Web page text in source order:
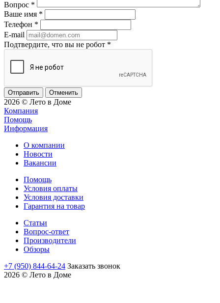
Вопрос *
Ваше имя *
Телефон *
E-mail
Подтвердите, что вы не робот *
Отменить
2026 © Лето в Доме
Компания
Помощь
Информация
О компании
Новости
Вакансии
Помощь
Условия оплаты
Условия доставки
Гарантия на товар
Статьи
Вопрос-ответ
Производители
Обзоры
+7 (950) 844-64-24 Заказать звонок
2026 © Лето в Доме